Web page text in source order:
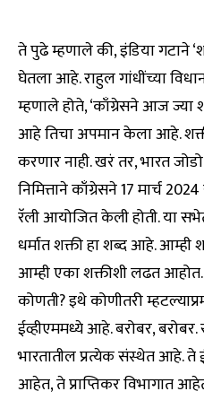
ते पुढे म्हणाले की, इंडिया गटाने
घेतला आहे. राहुल गांधींच्या
म्हणाले होते, ‘काँग्रेसने आज
आहे तिचा अपमान केला आहे.
करणार नाही. खरं तर, भारत जोडो
निमित्ताने काँग्रेसने 17 मार्च
रॅली आयोजित केली होती. या
धर्मात शक्ती हा शब्द आहे.
आम्ही एका शक्तीशी लढत आहोत.
कोणती? इथे कोणीतरी
ईव्हीएममध्ये आहे. बरोबर,
भारतातील प्रत्येक संस्थेत आहे.
आहेत, ते प्राप्तिकर विभागात